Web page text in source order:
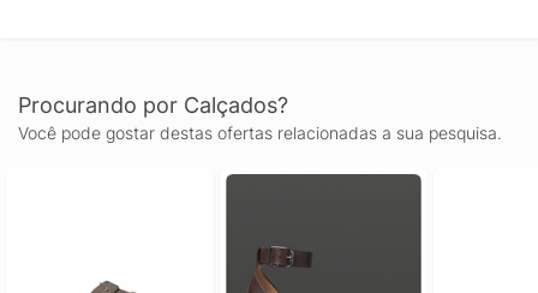
Procurando por Calçados?
Você pode gostar destas ofertas relacionadas a sua pesquisa.